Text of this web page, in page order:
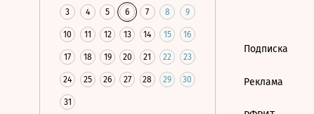
3 4 5 6 7 8 9
10 11 12 13 14 15 16
17 18 19 20 21 22 23
24 25 26 27 28 29 30
31
Подписка
Реклама